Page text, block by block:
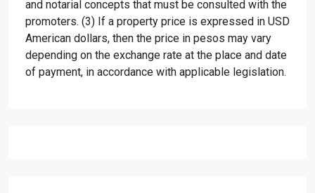
and notarial concepts that must be consulted with the
promoters. (3) If a property price is expressed in USD
American dollars, then the price in pesos may vary
depending on the exchange rate at the place and date
of payment, in accordance with applicable legislation.